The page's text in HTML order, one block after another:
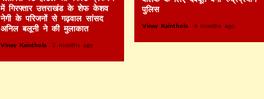
में गिरफ्तार उत्तराखंड के शेफ केशव
नेगी के परिजनों से गढ़वाल सांसद
अनिल बलूनी ने की मुलाकात
Vinay Kainthola 2 months ago
पुलिस
Vinay Kainthola 4 months ago